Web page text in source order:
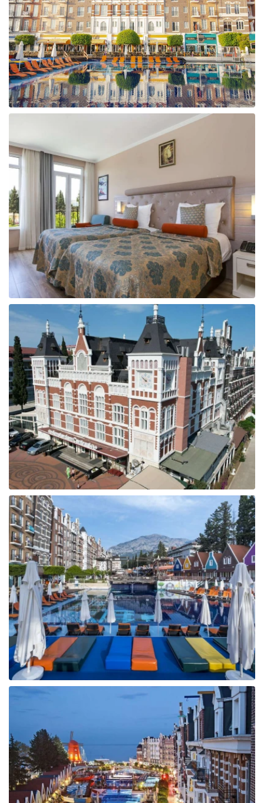
Taizeme
Turcija
Apvienotie Arābu Emirāti
Itālija
Kipra
Vjetnama
Tanzānija
Bulgārija
Melnkalne
Šrilanka
Tunisija
Albānija